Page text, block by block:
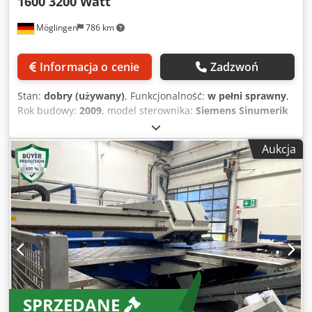
Möglingen 786 km
Informacja o cenie Zadzwoń
Stan: dobry (używany), Funkcjonalność: w pełni sprawny,
Rok budowy: 2009, model sterownika: Siemens Sinumerik
Laser CO₂, moc lasera:
wykrawania:22 t, Wyposażenie standardowe: Maszyna -
Obszar roboczy 3050 x 1550 mm - Hi-Las cięcie
wysokociśnieniowe - System szybkiej wymiany głowicy
tnącej - Programowany wybór gazu tnącego / ustawienie
ciśnienia - Pojemnościowa regulacja wysokości APC -
Funkcja: ContourLas - Detekcja stożka żużlu - Kompaktowy
odpylacz Cedpfxsza Eu Eo Am Rjrf - Podgrzewacz zbiornika
- Automatyczny zmieniacz narzędzi z 19 stacjami (21 –
zacisków) - 2 zaciski - Obrót wszystkich narzędzi - Cyfrowe,
NC-sterowane, bezobsługowe serwonapędy trójfazowe -
Automatyczne dosuwanie - Kompensacja długości
narzędzia - Szybkie wyłączanie hydrauliki - Automatyczne
Aukcja
SPRZEDANE